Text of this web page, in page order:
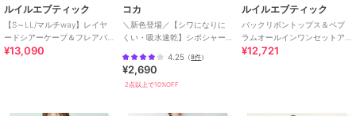
カラー
ブラック、ネイビー、ライトグレ
ー
サイズ S,M,L,LL
本体 ポリエステル100％
商品のお取り扱い方法
ルイルエブティック
【S～LL/マルチway】レイヤ
ードシアーケープ＆フレアパ
ンツドレス セットアップ
¥13,090
コカ
＼新色登場／【シワになりに
くい・吸水速乾】シボシャー
全2色
4.25 （8件）
¥2,690
2点以上で10%OFF
ルイルエブティック
バックリボントップス＆ペプ
ラムオールインワンセットア
ップ
¥12,721